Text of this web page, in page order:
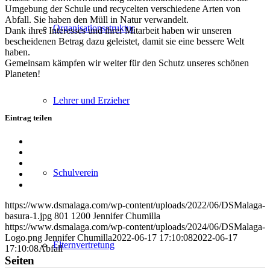
Organisationsstruktur
Lehrer und Erzieher
Schulverein
Elternvertretung
Umgebung der Schule und recycelten verschiedene Arten von
Abfall. Sie haben den Müll in Natur verwandelt.
Dank ihres Interesses und ihrer Mitarbeit haben wir unseren
bescheidenen Betrag dazu geleistet, damit sie eine bessere Welt
haben.
Gemeinsam kämpfen wir weiter für den Schutz unseres schönen
Planeten!
Eintrag teilen
Teilen
Mail
teilen
https://www.dsmalaga.com/wp-content/uploads/2022/06/DSMalaga-
basura-1.jpg 801 1200 Jennifer Chumilla
https://www.dsmalaga.com/wp-content/uploads/2024/06/DSMalaga-
Logo.png Jennifer Chumilla2022-06-17 17:10:082022-06-17
17:10:08Abfall
Seiten